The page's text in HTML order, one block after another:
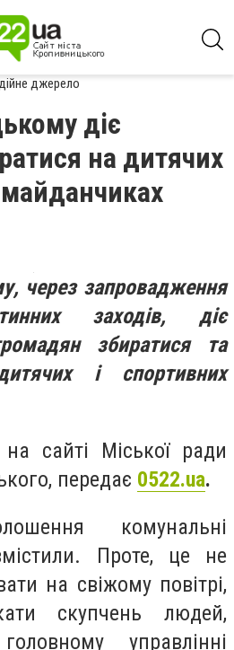
джерело
діє
на дитячих
через запровадження
заходів, діє
збиратися та
і спортивних
сайті Міської ради
передає 0522.ua.
комунальні
Проте, це не
на свіжому повітрі,
скупчень людей,
управлінні